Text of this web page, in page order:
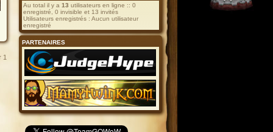
1
Au total il y a 13 utilisateurs en ligne :: 0
enregistré, 0 invisible et 13 invités
Utilisateurs enregistrés : Aucun utilisateur
enregistré
PARTENAIRES